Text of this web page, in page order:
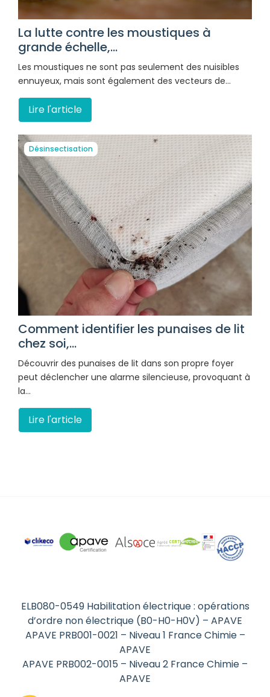
La lutte contre les moustiques à
grande échelle,...
Les moustiques ne sont pas seulement des nuisibles
ennuyeux, mais sont également des vecteurs de…
Lire l'article
Désinsectisation
Comment identifier les punaises de lit
chez soi,...
Découvrir des punaises de lit dans son propre foyer
peut déclencher une alarme silencieuse, provoquant à
la…
Lire l'article
ELB080-0549 Habilitation électrique : opérations
d’ordre non électrique (B0-H0-H0V) – APAVE
APAVE PRB001-0021 – Niveau 1 France Chimie –
APAVE
APAVE PRB002-0015 – Niveau 2 France Chimie –
APAVE